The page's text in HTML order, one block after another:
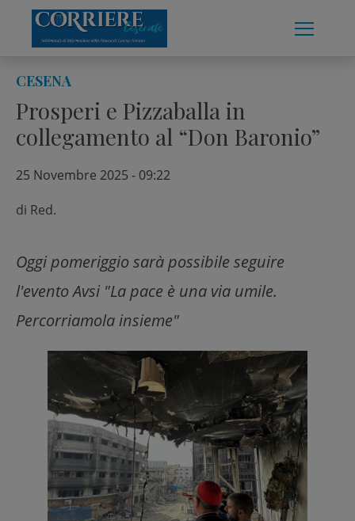
content
CESENA
Prosperi e Pizzaballa in
collegamento al “Don Baronio”
25 Novembre 2025 - 09:22
di Red.
Oggi pomeriggio sarà possibile seguire
l'evento Avsi "La pace è una via umile.
Percorriamola insieme"